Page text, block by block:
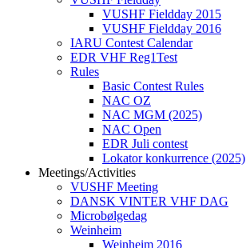
VUSHF Fieldday 2015
VUSHF Fieldday 2016
IARU Contest Calendar
EDR VHF Reg1Test
Rules
Basic Contest Rules
NAC OZ
NAC MGM (2025)
NAC Open
EDR Juli contest
Lokator konkurrence (2025)
Meetings/Activities
VUSHF Meeting
DANSK VINTER VHF DAG
Microbølgedag
Weinheim
Weinheim 2016